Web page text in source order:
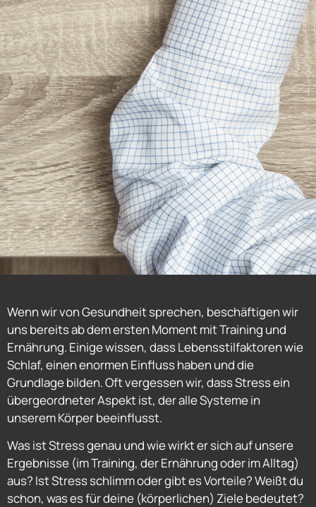
Wenn wir von Gesundheit sprechen, beschäftigen wir
uns bereits ab dem ersten Moment mit Training und
Ernährung. Einige wissen, dass Lebensstilfaktoren wie
Schlaf, einen enormen Einfluss haben und die
Grundlage bilden. Oft vergessen wir, dass Stress ein
übergeordneter Aspekt ist, der alle Systeme in
unserem Körper beeinflusst.
Was ist Stress genau und wie wirkt er sich auf unsere
Ergebnisse (im Training, der Ernährung oder im Alltag)
aus? Ist Stress schlimm oder gibt es Vorteile? Weißt du
schon, was es für deine (körperlichen) Ziele bedeutet?